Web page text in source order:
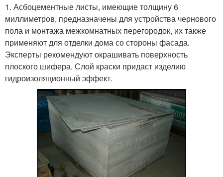
1. Асбоцементные листы, имеющие толщину 6
миллиметров, предназначены для устройства чернового
пола и монтажа межкомнатных перегородок, их также
применяют для отделки дома со стороны фасада.
Эксперты рекомендуют окрашивать поверхность
плоского шифера. Слой краски придаст изделию
гидроизоляционный эффект.